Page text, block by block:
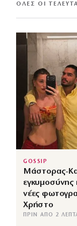
ΌΛΕΣ ΟΙ
GOSSIP
Μάστορας-
νέες
Χρήστο
ΠΡΙΝ ΑΠΌ 2